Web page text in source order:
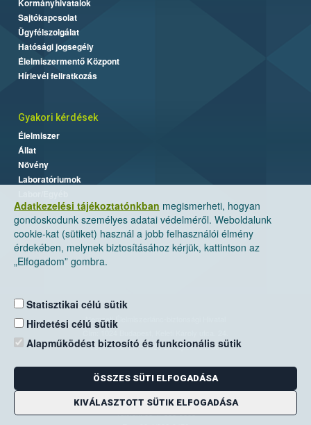
Adatkezelési tájékoztatónkban megismerheti, hogyan
gondoskodunk személyes adatai védelméről. Weboldalunk
cookie-kat (sütiket) használ a jobb felhasználói élmény
érdekében, melynek biztosításához kérjük, kattintson az
„Elfogadom” gombra.
Statisztikai célú sütik
Hirdetési célú sütik
Alapműködést biztosító és funkcionális sütik
ÖSSZES SÜTI ELFOGADÁSA
KIVÁLASZTOTT SÜTIK ELFOGADÁSA
Kormányhivatalok
Sajtókapcsolat
Ügyfélszolgálat
Hatósági jogsegély
Élelmiszermentő Központ
Hírlevél feliratkozás
Gyakori kérdések
Élelmiszer
Állat
Növény
Laboratóriumok
Nemzeti Élelmiszerlánc-biztonsági Hivatal
Levelezési cím: 1525 Budapest. Pf. 30.
E-mail:ugyfelszolgalat@nebih.gov.hu
Zöld szám: 06-80/263-244
Telefon: 06-1/ 336-9000